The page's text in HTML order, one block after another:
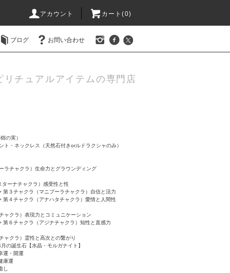
アカウント カート(0)
ブログ お問い合わせ
チュアルアイテムの専門店
の実）
ト・ネックレス（天然石付きorルドラクシャのみ）
ラチャクラ）生命力とグラウンディング
ーナチャクラ）感受性と性
第３チャクラ（マニプーラチャクラ）自信と活力
第４チャクラ（アナハタチャクラ）愛情と人間性
ャクラ）表現力とコミュニケーション
第６チャクラ（アジナチャクラ）知性と直感力
ャクラ）霊性と高次との繋がり
月の誕生石【水晶・モルガナイト】
運・開運
康運
し